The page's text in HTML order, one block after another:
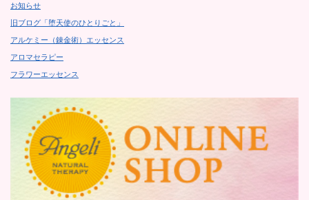
お知らせ
旧ブログ「堕天使のひとりごと」
アルケミー（錬金術）エッセンス
アロマセラピー
フラワーエッセンス